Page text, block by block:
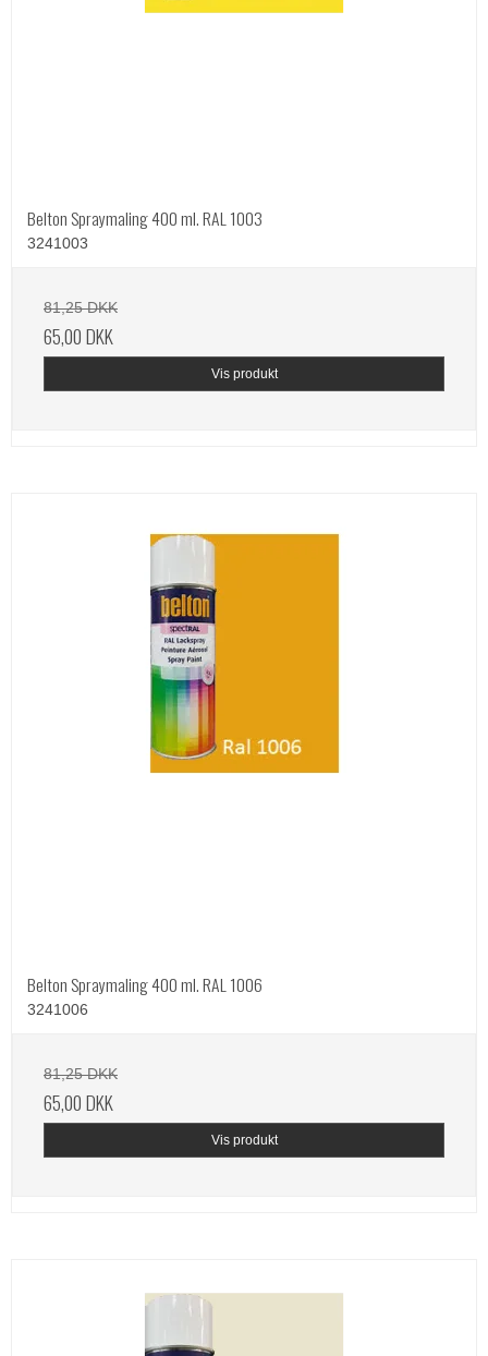
Belton Spraymaling 400 ml. RAL 1003
3241003
81,25 DKK
65,00 DKK
Vis produkt
Belton Spraymaling 400 ml. RAL 1006
3241006
81,25 DKK
65,00 DKK
Vis produkt